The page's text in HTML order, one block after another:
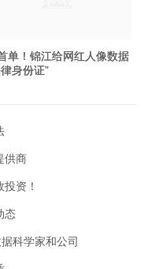
市场竞争力和影响
企业之一，具有雄
和严格的质量控制
疗服务。在未来，
单！锦江给网红人像数据
身份证”
供商
资！
态
科学家和公司